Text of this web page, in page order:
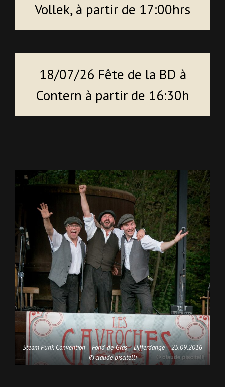
Vollek, à partir de 17:00hrs
18/07/26 Fête de la BD à
Contern à partir de 16:30h
Steam Punk Convention – Fond-de-Gras – Differdange – 25.09.2016
© claude piscitelli